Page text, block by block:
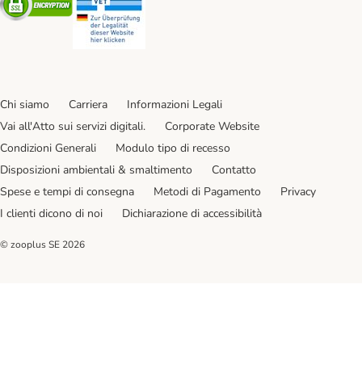
Chi siamo Carriera
Informazioni Legali
Vai all'Atto sui servizi digitali.
Corporate Website
Condizioni Generali
Modulo tipo di recesso
Disposizioni ambientali & smaltimento
Contatto
Spese e tempi di consegna
Metodi di Pagamento
Privacy
I clienti dicono di noi
Dichiarazione di accessibilità
© zooplus SE 2026